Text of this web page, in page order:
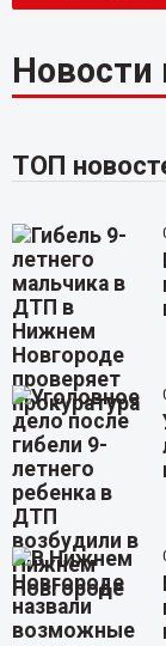
Новости
ТОП